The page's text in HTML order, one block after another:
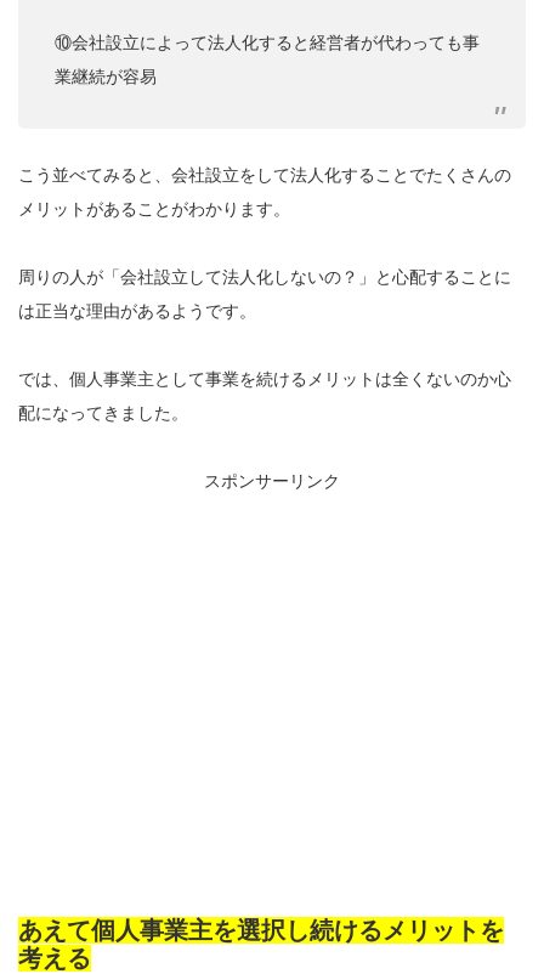
⑩会社設立によって法人化すると経営者が代わっても事
業継続が容易
こう並べてみると、会社設立をして法人化することでたくさんの
メリットがあることがわかります。
周りの人が「会社設立して法人化しないの？」と心配することに
は正当な理由があるようです。
では、個人事業主として事業を続けるメリットは全くないのか心
配になってきました。
スポンサーリンク
あえて個人事業主を選択し続けるメリットを
考える